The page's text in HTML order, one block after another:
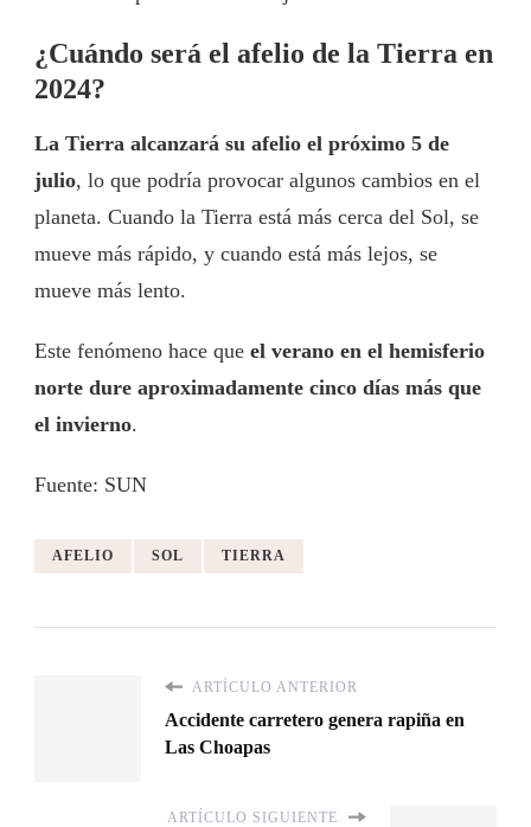
¿Cuándo será el afelio de la Tierra en
2024?
La Tierra alcanzará su afelio el próximo 5 de
julio, lo que podría provocar algunos cambios en el
planeta. Cuando la Tierra está más cerca del Sol, se
mueve más rápido, y cuando está más lejos, se
mueve más lento.
Este fenómeno hace que el verano en el hemisferio
norte dure aproximadamente cinco días más que
el invierno.
Fuente: SUN
AFELIO SOL TIERRA
ARTÍCULO ANTERIOR
Accidente carretero genera rapiña en
Las Choapas
ARTÍCULO SIGUIENTE